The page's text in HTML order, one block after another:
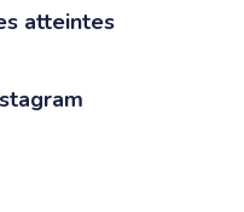
atteintes